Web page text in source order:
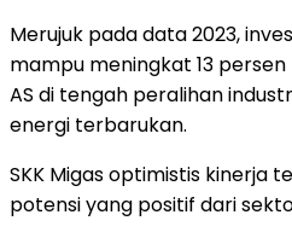
Merujuk pada data 2023,
mampu meningkat 13 persen
AS di tengah peralihan
energi terbarukan.
SKK Migas optimistis kinerja
potensi yang positif dari